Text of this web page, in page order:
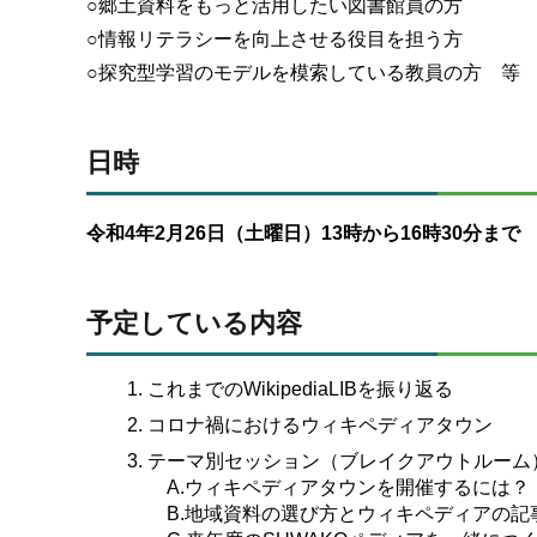
○郷土資料をもっと活用したい図書館員の方
○情報リテラシーを向上させる役目を担う方
○探究型学習のモデルを模索している教員の方 等
日時
令和4年2月26日（土曜日）13時から16時30分まで
予定している内容
これまでのWikipediaLIBを振り返る
コロナ禍におけるウィキペディアタウン
テーマ別セッション（ブレイクアウトルーム
A.ウィキペディアタウンを開催するには？
B.地域資料の選び方とウィキペディアの記